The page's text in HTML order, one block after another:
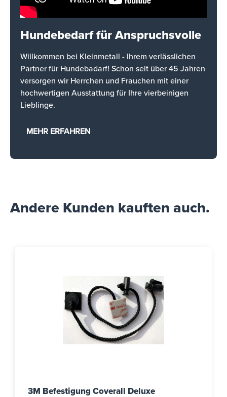
Hundebedarf für Anspruchsvolle
Willkommen bei Kleinmetall - Ihrem verlässlichen
Partner für Hundebadarf! Schon seit über 45 Jahren
versorgen wir Herrchen und Frauchen mit einer
hochwertigen Ausstattung für Ihre vierbeinigen
Lieblinge.
MEHR ERFAHREN
Andere Kunden kauften auch.
3M Befestigung Coverall Deluxe